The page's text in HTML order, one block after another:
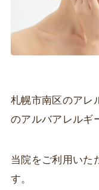
札幌市南区のアレ
のアルバアレルギ
当院をご利用いた
す。